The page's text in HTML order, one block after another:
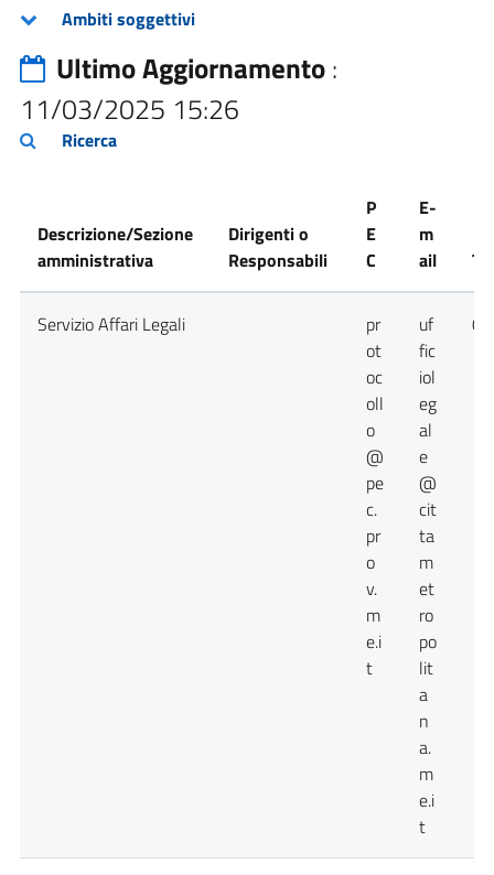
Ambiti soggettivi
Ultimo Aggiornamento:
11/03/2025 15:26
Ricerca
Descrizione/Sezione
amministrativa
Dirigenti o
Responsabili
P
E
C
E-
m
ail
Servizio Affari Legali
pr
ot
oc
oll
o
@
pe
c.
pr
o
v.
m
e.i
t
uf
fic
iol
eg
al
e
@
cit
ta
m
et
ro
po
lit
a
n
a.
m
e.i
t